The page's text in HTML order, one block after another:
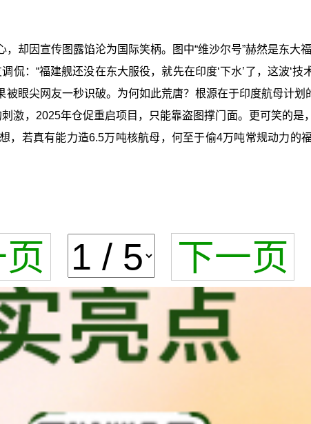
却因宣传图露馅沦为国际笑柄。图中“维沙尔号”赫然是东大
：“福建舰还没在东大服役，就先在印度‘下水’了，这波‘技
眼尖网友一秒识破。为何如此荒唐？根源在于印度航母计划
激，2025年仓促重启项目，只能靠盗图撑门面。更可笑的是
，若真有能力造6.5万吨核航母，何至于偷4万吨常规动力的
页 下一页